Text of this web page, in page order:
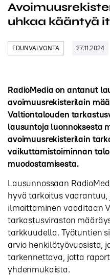
uhkaa kääntyä
EDUNVALVONTA 27.11.2024
RadioMedia on antanut
avoimuusrekisterilain
Valtiontalouden
lausuntoja luonnoksesta
avoimuusrekisterilain
vaikuttamistoiminnan
muodostamisesta.
Lausunnossaan
hyvä tarkoitus
ilmoittaminen vaaditaan
tarkastusviraston
tarkkuudella. Työtuntien
arvio henkilötyövuosista,
tarkennettava, jotta
yhdenmukaista.